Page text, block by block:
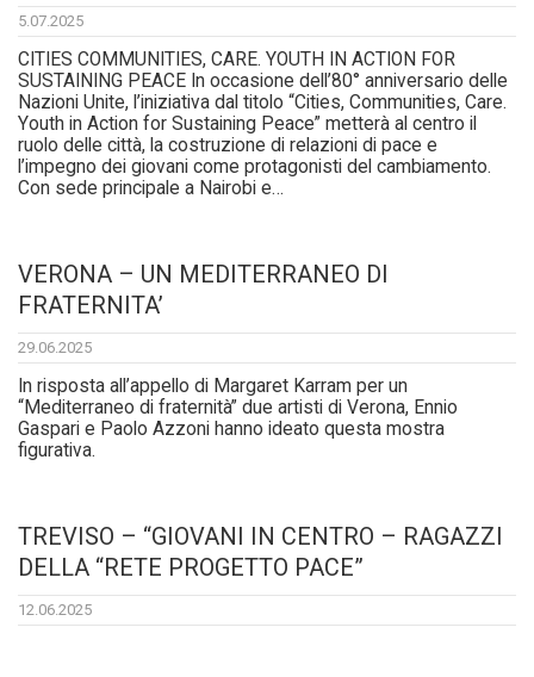
5.07.2025
CITIES COMMUNITIES, CARE. YOUTH IN ACTION FOR
SUSTAINING PEACE In occasione dell’80° anniversario delle
Nazioni Unite, l’iniziativa dal titolo “Cities, Communities, Care.
Youth in Action for Sustaining Peace” metterà al centro il
ruolo delle città, la costruzione di relazioni di pace e
l’impegno dei giovani come protagonisti del cambiamento.
Con sede principale a Nairobi e…
VERONA – UN MEDITERRANEO DI
FRATERNITA’
29.06.2025
In risposta all’appello di Margaret Karram per un
“Mediterraneo di fraternità” due artisti di Verona, Ennio
Gaspari e Paolo Azzoni hanno ideato questa mostra
figurativa.
TREVISO – “GIOVANI IN CENTRO – RAGAZZI
DELLA “RETE PROGETTO PACE”
12.06.2025